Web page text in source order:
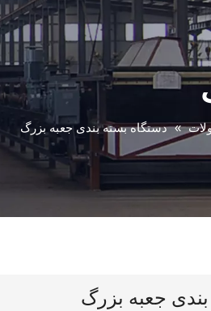
» دستگاه بسته بندی جعبه بزرگ
جعبه بزرگ